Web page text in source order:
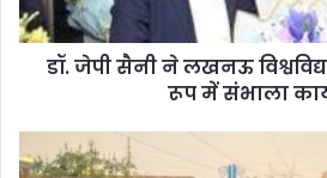
डॉ. जेपी सैनी ने लखनऊ
रूप में संभाला